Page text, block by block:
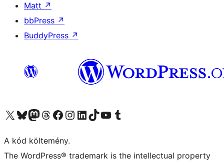
Matt ↗
bbPress ↗
BuddyPress ↗
Visit our X (formerly Twitter) account
Visit our Bluesky account
Twitter csatornánk
Visit our Threads account
Facebook oldalunk megtekintése
Visit our Instagram account
Visit our LinkedIn account
Visit our TikTok account
Visit our YouTube channel
Visit our Tumblr account
A kód költemény.
The WordPress® trademark is the intellectual property